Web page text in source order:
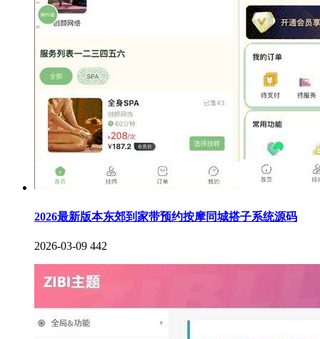
2026最新版本东郊到家带预约按摩同城搭子系统源码
2026-03-09 442